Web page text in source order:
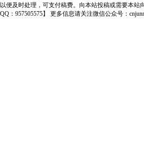
以便及时处理，可支付稿费。向本站投稿或需要本站
QQ：957505575】 更多信息请关注微信公众号：